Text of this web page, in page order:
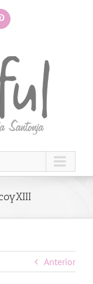
Pinterest
Anterior